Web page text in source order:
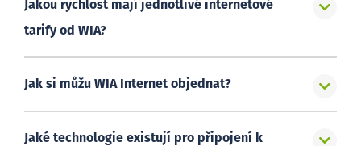
Jakou rychlost mají jednotlivé internetové
tarify od WIA?
Jak si můžu WIA Internet objednat?
Jaké technologie existují pro připojení k